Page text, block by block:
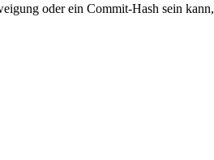
oder ein Commit-Hash sein